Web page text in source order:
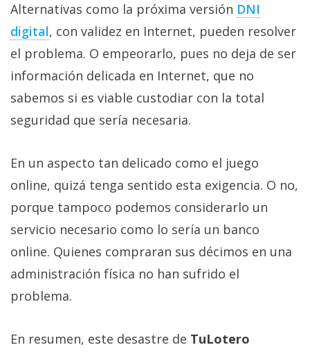
Alternativas como la próxima versión DNI
digital, con validez en Internet, pueden resolver
el problema. O empeorarlo, pues no deja de ser
información delicada en Internet, que no
sabemos si es viable custodiar con la total
seguridad que sería necesaria.
En un aspecto tan delicado como el juego
online, quizá tenga sentido esta exigencia. O no,
porque tampoco podemos considerarlo un
servicio necesario como lo sería un banco
online. Quienes compraran sus décimos en una
administración física no han sufrido el
problema.
En resumen, este desastre de TuLotero